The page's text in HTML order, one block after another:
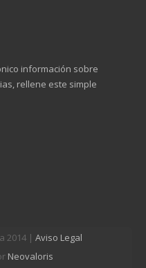
información sobre
rellene este simple
2014 | Aviso Legal
Neovaloris